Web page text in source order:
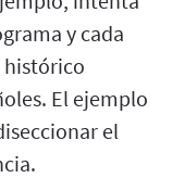
y cada
histórico
El ejemplo
el